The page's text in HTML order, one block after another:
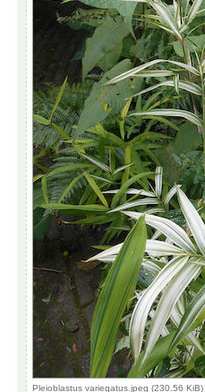
Pleioblastus variegatus.jpeg (230.56